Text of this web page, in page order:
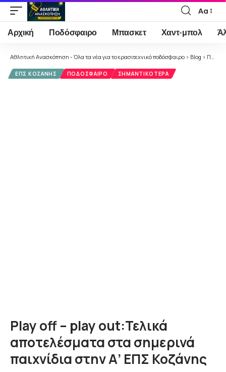
Font
Resizer
Αα
Αρχική Ποδόσφαιρο Μπασκετ Χαντ-μπολ
Αθλητική Ανασκόπηση - Όλα τα νέα για το ερασιτεχνικό ποδόσφαιρο > Blog > Ποδόσφαιρο
ΕΠΣ ΚΟΖΆΝΗΣ ΠΟΔΌΣΦΑΙΡΟ ΣΗΜΑΝΤΙΚΌΤΕΡΑ
Play off – play out:Τελικά
αποτελέσματα στα σημερινά
παιχνίδια στην Α’ ΕΠΣ Κοζάνης